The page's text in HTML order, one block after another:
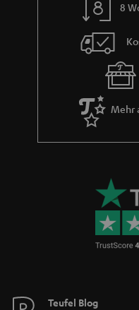
8
Mehr
Teufel Blog